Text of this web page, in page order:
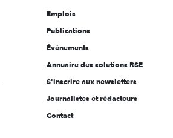
Emplois
Publications
Évènements
Annuaire des solutions RSE
S'inscrire aux newsletters
Journalistes et rédacteurs
Contact